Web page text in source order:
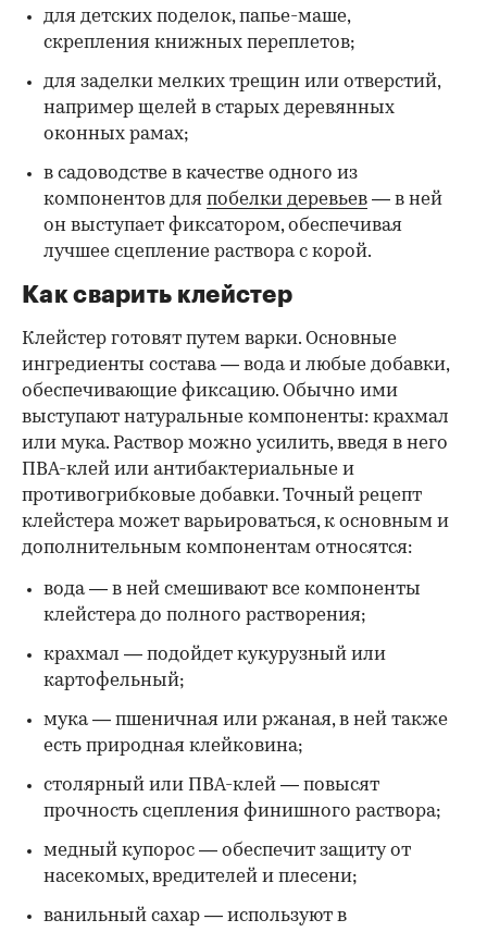
для детских поделок, папье-маше,
скрепления книжных переплетов;
для заделки мелких трещин или отверстий,
например щелей в старых деревянных
оконных рамах;
в садоводстве в качестве одного из
компонентов для побелки деревьев — в ней
он выступает фиксатором, обеспечивая
лучшее сцепление раствора с корой.
Как сварить клейстер
Клейстер готовят путем варки. Основные
ингредиенты состава — вода и любые добавки,
обеспечивающие фиксацию. Обычно ими
выступают натуральные компоненты: крахмал
или мука. Раствор можно усилить, введя в него
ПВА-клей или антибактериальные и
противогрибковые добавки. Точный рецепт
клейстера может варьироваться, к основным и
дополнительным компонентам относятся:
вода — в ней смешивают все компоненты
клейстера до полного растворения;
крахмал — подойдет кукурузный или
картофельный;
мука — пшеничная или ржаная, в ней также
есть природная клейковина;
столярный или ПВА-клей — повысят
прочность сцепления финишного раствора;
медный купорос — обеспечит защиту от
насекомых, вредителей и плесени;
ванильный сахар — используют в